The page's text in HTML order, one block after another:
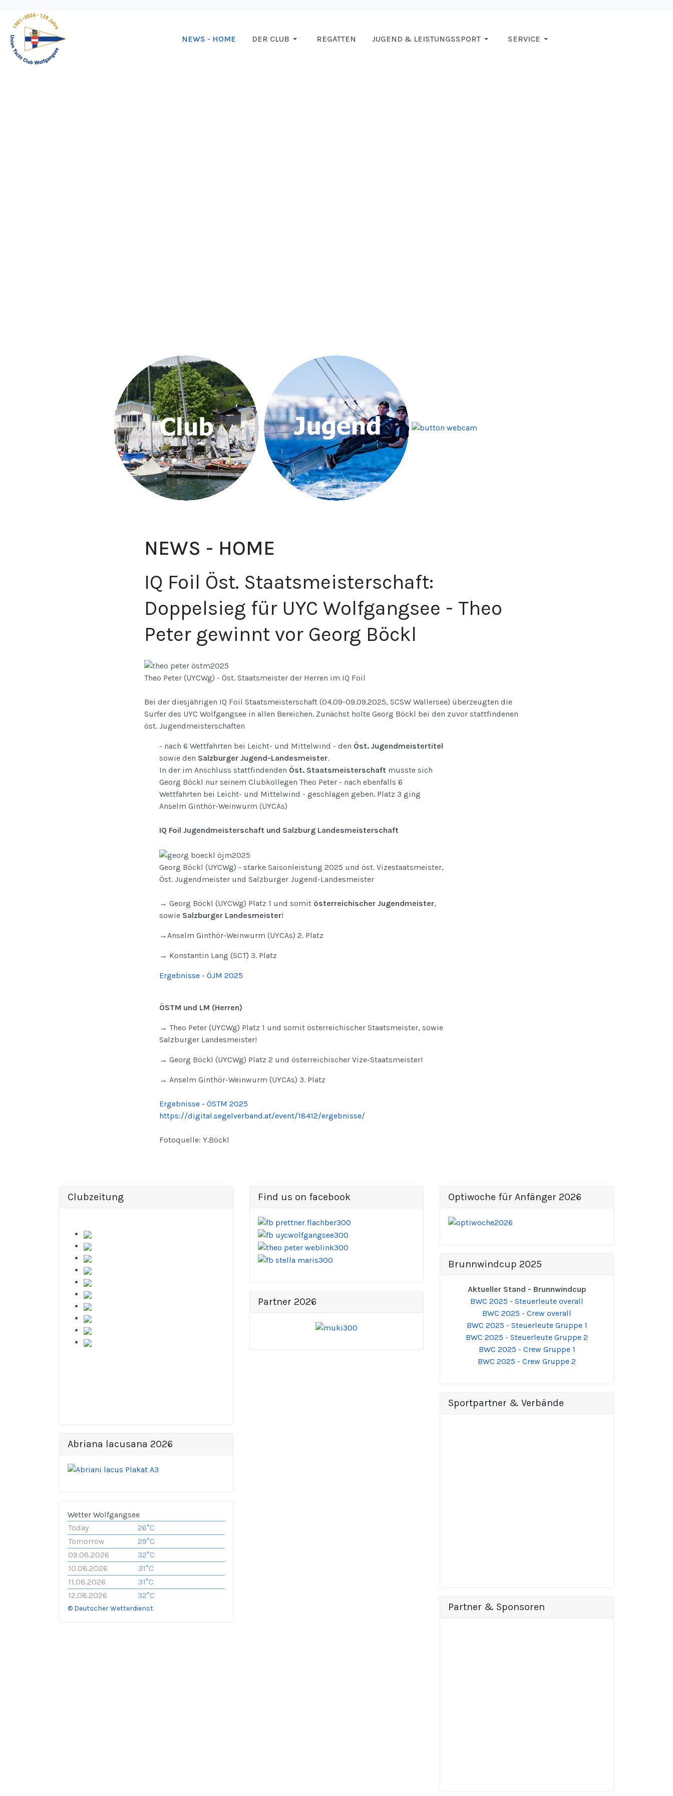
NEWS - HOME DER CLUB REGATTEN JUGEND & LEISTUNGSSPORT SERVICE
NEWS - HOME
IQ Foil Öst. Staatsmeisterschaft:
Doppelsieg für UYC Wolfgangsee - Theo
Peter gewinnt vor Georg Böckl
Theo Peter (UYCWg) - Öst. Staatsmeister der Herren im IQ Foil
Bei der diesjährigen IQ Foil Staatsmeisterschaft (04.09-09.09.2025, SCSW Wallersee) überzeugten die
Surfer des UYC Wolfgangsee in allen Bereichen. Zunächst holte Georg Böckl bei den zuvor stattfindenen
öst. Jugendmeisterschaften
- nach 6 Wettfahrten bei Leicht- und Mittelwind - den Öst. Jugendmeistertitel
sowie den Salzburger Jugend-Landesmeister.
In der im Anschluss stattfindenden Öst. Staatsmeisterschaft musste sich
Georg Böckl nur seinem Clubkollegen Theo Peter - nach ebenfalls 6
Wettfahrten bei Leicht- und Mittelwind - geschlagen geben. Platz 3 ging
Anselm Ginthör-Weinwurm (UYCAs)
IQ Foil Jugendmeisterschaft und Salzburg Landesmeisterschaft
Georg Böckl (UYCWg) - starke Saisonleistung 2025 und öst. Vizestaatsmeister,
Öst. Jugendmeister und Salzburger Jugend-Landesmeister
→ Georg Böckl (UYCWg) Platz 1 und somit österreichischer Jugendmeister,
sowie Salzburger Landesmeister!
→Anselm Ginthör-Weinwurm (UYCAs) 2. Platz
→ Konstantin Lang (SCT) 3. Platz
Ergebnisse - ÖJM 2025
ÖSTM und LM (Herren)
→ Theo Peter (UYCWg) Platz 1 und somit österreichischer Staatsmeister, sowie
Salzburger Landesmeister!
→ Georg Böckl (UYCWg) Platz 2 und österreichischer Vize-Staatsmeister!
→ Anselm Ginthör-Weinwurm (UYCAs) 3. Platz
Ergebnisse - ÖSTM 2025
https://digital.segelverband.at/event/18412/ergebnisse/
Fotoquelle: Y.Böckl
Clubzeitung
Abriana lacusana 2026
Wetter Wolfgangsee
Today
26°C
Tomorrow
29°C
09.08.2026
32°C
10.08.2026
31°C
11.08.2026
31°C
12.08.2026
32°C
© Deutscher Wetterdienst
Find us on facebook
Partner 2026
Optiwoche für Anfänger 2026
Brunnwindcup 2025
Aktueller Stand - Brunnwindcup
BWC 2025 - Steuerleute overall
BWC 2025 - Crew overall
BWC 2025 - Steuerleute Gruppe 1
BWC 2025 - Steuerleute Gruppe 2
BWC 2025 - Crew Gruppe 1
BWC 2025 - Crew Gruppe 2
Sportpartner & Verbände
Partner & Sponsoren